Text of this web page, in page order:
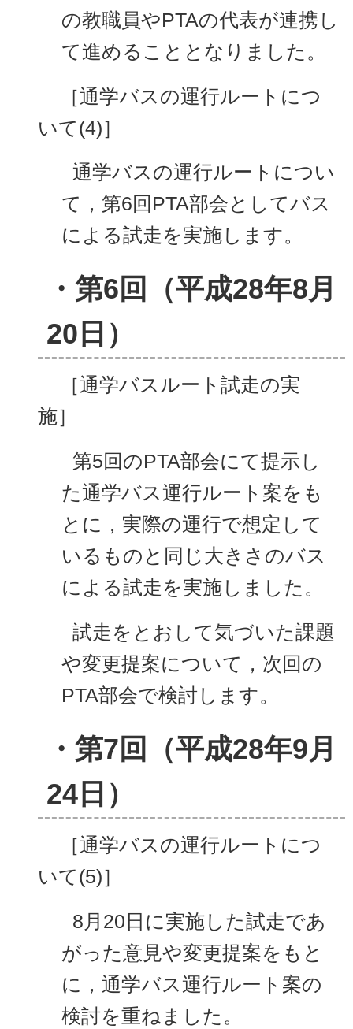
の教職員やPTAの代表が連携し
て進めることとなりました。
［通学バスの運行ルートにつ
いて(4)］
通学バスの運行ルートについ
て，第6回PTA部会としてバス
による試走を実施します。
・第6回（平成28年8月
20日）
［通学バスルート試走の実
施］
第5回のPTA部会にて提示し
た通学バス運行ルート案をも
とに，実際の運行で想定して
いるものと同じ大きさのバス
による試走を実施しました。
試走をとおして気づいた課題
や変更提案について，次回の
PTA部会で検討します。
・第7回（平成28年9月
24日）
［通学バスの運行ルートにつ
いて(5)］
8月20日に実施した試走であ
がった意見や変更提案をもと
に，通学バス運行ルート案の
検討を重ねました。